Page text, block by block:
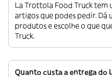
La Trottola Food Truck tem
artigos que podes pedir. Dá
produtos e escolhe o que
Truck.
Quanto custa a entrega do